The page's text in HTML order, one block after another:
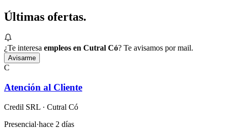
Últimas ofertas.
¿Te interesa empleos en Cutral Có? Te avisamos por mail.
Avisarme
C
Atención al Cliente
Credil SRL · Cutral Có
Presencial·hace 2 días